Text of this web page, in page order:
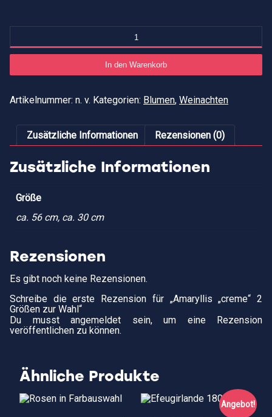
2
In den Warenkorb
Artikelnummer: n. v. Kategorien: Blumen, Weinachten
Zusätzliche Informationen Rezensionen (0)
Zusätzliche Informationen
Größe
ca. 56 cm, ca. 30 cm
Rezensionen
Es gibt noch keine Rezensionen.
Schreibe die erste Rezension für „Amaryllis „creme“ 2
Größen zur Wahl“
Du musst angemeldet sein, um eine Rezension
veröffentlichen zu können.
Ähnliche Produkte
Angebot!